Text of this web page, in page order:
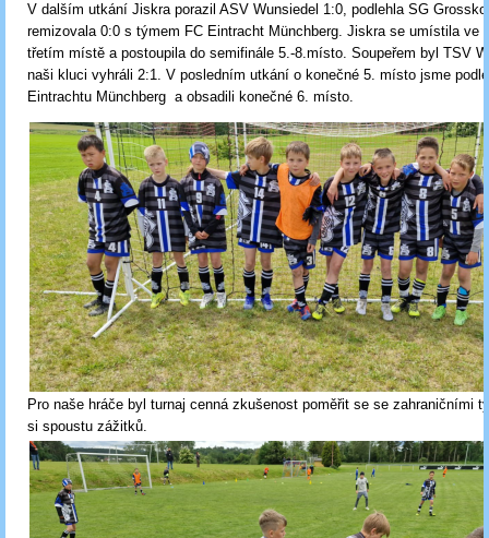
V dalším utkání Jiskra porazil ASV Wunsiedel 1:0, podlehla SG
remizovala 0:0 s týmem FC Eintracht Münchberg. Jiskra se umístila ve
třetím místě a postoupila do semifinále 5.-8.místo. Soupeřem byl TSV
naši kluci vyhráli 2:1. V posledním utkání o konečné 5. místo jsme
Eintrachtu Münchberg a obsadili konečné 6. místo.
Pro naše hráče byl turnaj cenná zkušenost poměřit se se zahraničními
si spoustu zážitků.